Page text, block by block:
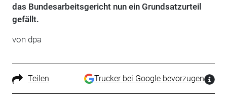
das Bundesarbeitsgericht nun ein Grundsatzurteil
gefällt.
von dpa
Teilen Trucker bei Google bevorzugen